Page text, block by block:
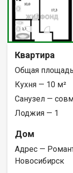
Квартира
Общая
Кухня — 10 м²
Санузел —
Лоджия — 1
Дом
Адрес —
Новосибирск